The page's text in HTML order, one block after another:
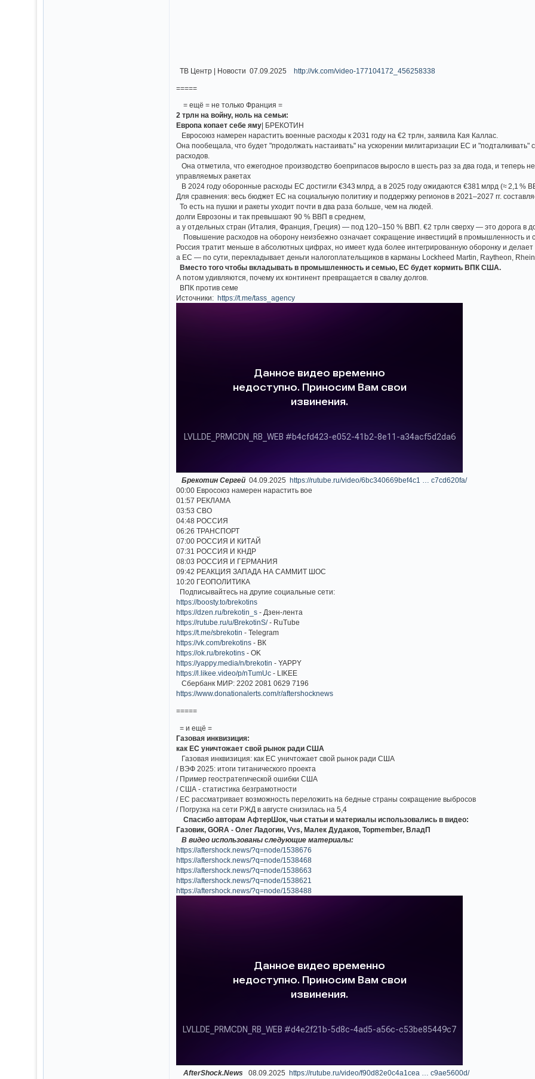
ТВ Центр | Новости 07.09.2025 http://vk.com/video-177104172_456258338
=====
= ещё = не только Франция =
2 трлн на войну, ноль на семьи:
Европа копает себе яму | БРЕКОТИН
Евросоюз намерен нарастить военные расходы к 2031 году на €2 трлн, заявила Кая Каллас.
Она пообещала, что будет "продолжать настаивать" на ускорении милитаризации ЕС и
расходов.
Она отметила, что ежегодное производство боеприпасов выросло в шесть раз за два года, и теперь
управляемых ракетах
В 2024 году оборонные расходы ЕС достигли €343 млрд, а в 2025 году ожидаются €381 млрд (≈ 2,1 %
Для сравнения: весь бюджет ЕС на социальную политику и поддержку регионов в 2021–2027 гг.
То есть на пушки и ракеты уходит почти в два раза больше, чем на людей.
долги Еврозоны и так превышают 90 % ВВП в среднем,
а у отдельных стран (Италия, Франция, Греция) — под 120–150 % ВВП. €2 трлн сверху — это дорога в
Повышение расходов на оборону неизбежно означает сокращение инвестиций в промышленность и
Россия тратит меньше в абсолютных цифрах, но имеет куда более интегрированную оборонку и
а ЕС — по сути, перекладывает деньги налогоплательщиков в карманы Lockheed Martin, Raytheon,
Вместо того чтобы вкладывать в промышленность и семью, ЕС будет кормить ВПК США.
А потом удивляются, почему их континент превращается в свалку долгов.
ВПК против семе
Источники:
https://t.me/tass_agency
Брекотин Сергей 04.09.2025
https://rutube.ru/video/6bc340669bef4c1 … c7cd620fa/
00:00 Евросоюз намерен нарастить вое
01:57 РЕКЛАМА
03:53 СВО
04:48 РОССИЯ
06:26 ТРАНСПОРТ
07:00 РОССИЯ И КИТАЙ
07:31 РОССИЯ И КНДР
08:03 РОССИЯ И ГЕРМАНИЯ
09:42 РЕАКЦИЯ ЗАПАДА НА САММИТ ШОС
10:20 ГЕОПОЛИТИКА
Подписывайтесь на другие социальные сети:
https://boosty.to/brekotins
https://dzen.ru/brekotin_s - Дзен-лента
https://rutube.ru/u/BrekotinS/- RuTube
https://t.me/sbrekotin - Telegram
https://vk.com/brekotins - ВК
https://ok.ru/brekotins - OK
https://yappy.media/n/brekotin - YAPPY
https://l.likee.video/p/nTumUc - LIKEE
Сбербанк МИР: 2202 2081 0629 7196
https://www.donationalerts.com/r/aftershocknews
=====
= и ещё =
Газовая инквизиция:
как ЕС уничтожает свой рынок ради США
Газовая инквизиция: как ЕС уничтожает свой рынок ради США
/ ВЭФ 2025: итоги титанического проекта
/ Пример геостратегической ошибки США
/ США - статистика безграмотности
/ ЕС рассматривает возможность переложить на бедные страны сокращение выбросов
/ Погрузка на сети РЖД в августе снизилась на 5,4
Спасибо авторам АфтерШок, чьи статьи и материалы использовались в видео:
Газовик, GORA - Олег Ладогин, Vvs, Малек Дудаков, Topmember, ВладП
В видео использованы следующие материалы:
https://aftershock.news/?q=node/1538676
https://aftershock.news/?q=node/1538468
https://aftershock.news/?q=node/1538663
https://aftershock.news/?q=node/1538621
https://aftershock.news/?q=node/1538488
AfterShock.News 08.09.2025https://rutube.ru/video/f90d82e0c4a1cea … c9ae5600d/